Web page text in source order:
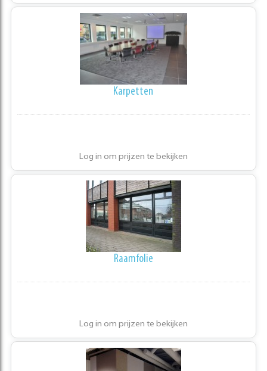
Karpetten
Log in om prijzen te bekijken
Raamfolie
Log in om prijzen te bekijken